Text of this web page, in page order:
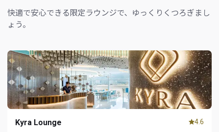
快適で安心できる限定ラウンジで、ゆっくりくつろぎまし
ょう。
Kyra Lounge 4.6